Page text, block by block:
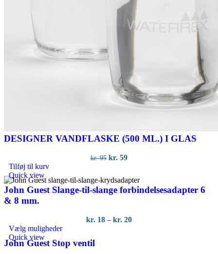
DESIGNER VANDFLASKE (500 ML.) I GLAS
kr.95 Den
var:
kr. 95.
kr. 59Den
er:
kr. 59.
Tilføj til kurv
Quick view
John Guest Slange-til-slange forbindelsesadapter 6
& 8 mm.
kr. 18 – kr. 20Prisinterval:
Vælg mulighederDette
har
Quick view
John Guest Stop ventil